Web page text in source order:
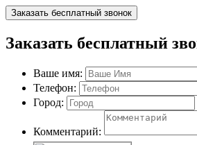
Заказать бесплатный звонок
Заказать бесплатный
Ваше имя:
Телефон:
Город:
Комментарий: